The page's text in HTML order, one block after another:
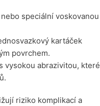
speciální voskovanou
kartáček
povrchem.
vysokou abrazivitou, které
riziko komplikací a